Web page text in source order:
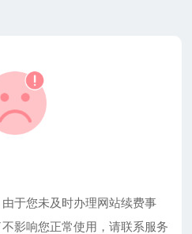
于您未及时办理网站续费事
影响您正常使用，请联系服务